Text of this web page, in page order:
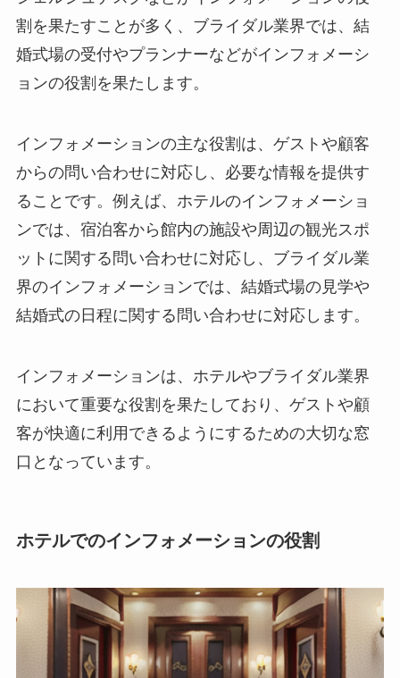
割を果たすことが多く、ブライダル業界では、結
婚式場の受付やプランナーなどがインフォメーシ
ョンの役割を果たします。
インフォメーションの主な役割は、ゲストや顧客
からの問い合わせに対応し、必要な情報を提供す
ることです。例えば、ホテルのインフォメーショ
ンでは、宿泊客から館内の施設や周辺の観光スポ
ットに関する問い合わせに対応し、ブライダル業
界のインフォメーションでは、結婚式場の見学や
結婚式の日程に関する問い合わせに対応します。
インフォメーションは、ホテルやブライダル業界
において重要な役割を果たしており、ゲストや顧
客が快適に利用できるようにするための大切な窓
口となっています。
ホテルでのインフォメーションの役割